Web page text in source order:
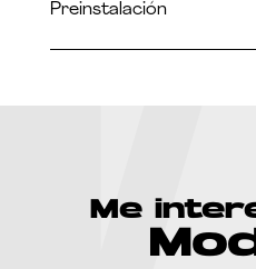
Preinstalación
Me